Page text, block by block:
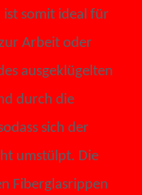
somit ideal für
Arbeit oder
ausgeklügelten
durch die
sich der
umstülpt. Die
Fiberglasrippen